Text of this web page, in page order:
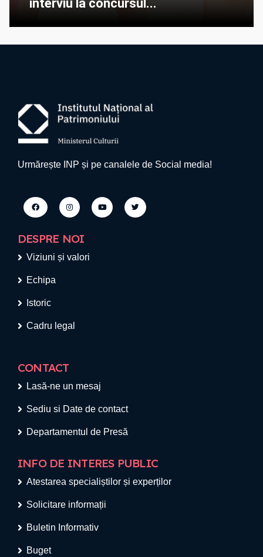
interviu la concursul...
Urmărește INP și pe canalele de Social media!
DESPRE NOI
Viziuni și valori
Echipa
Istoric
Cadru legal
CONTACT
Lasă-ne un mesaj
Sediu si Date de contact
Departamentul de Presă
INFO DE INTERES PUBLIC
Atestarea specialiștilor și experților
Solicitare informații
Buletin Informativ
Buget